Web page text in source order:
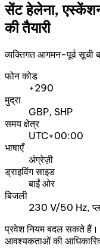
सेंट हेलेना,
की तैयारी
व्यक्तिगत आगमन-पूर्व सूची
फोन कोड
+290
मुद्रा
GBP, SHP
समय क्षेत्र
UTC+00:00
भाषाएँ
अंग्रेज़ी
ड्राइविंग साइड
बाईं ओर
बिजली
230 V/50 Hz,
प्रवेश नियम बदल सकते हैं।
आवश्यकताओं की